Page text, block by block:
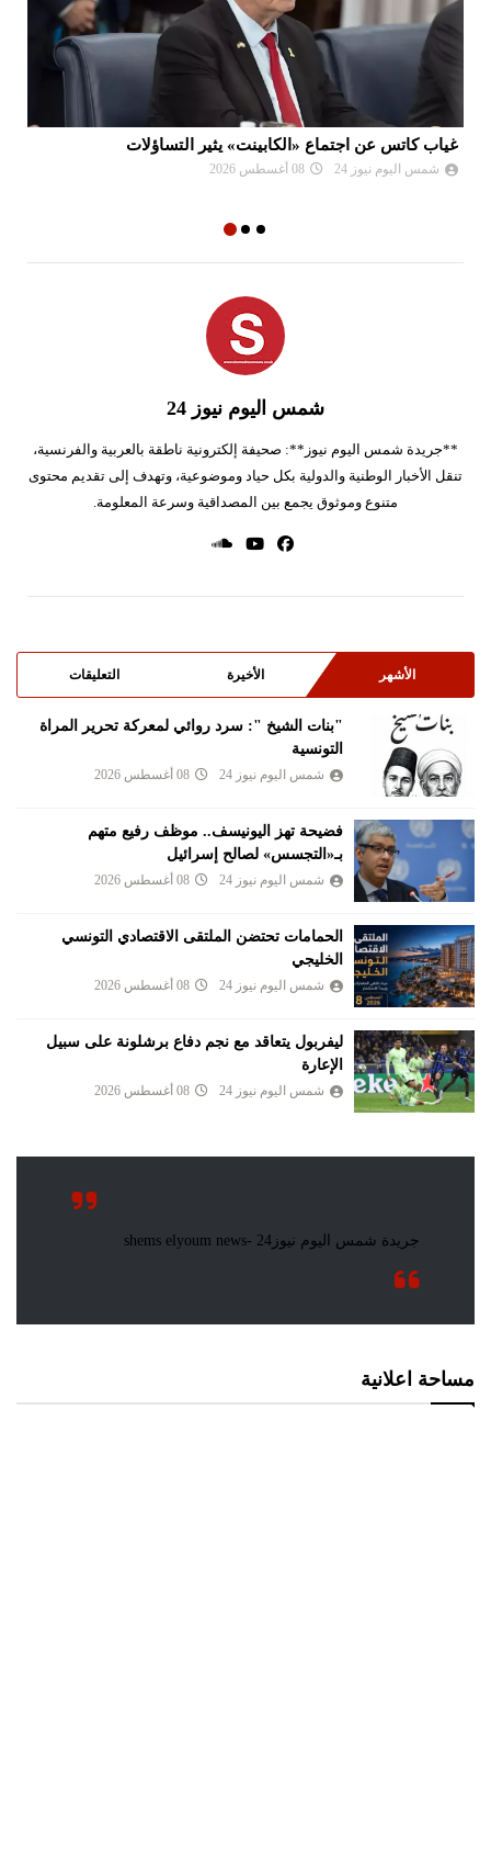
غياب كاتس عن اجتماع «الكابينت» يثير التساؤلات
شمس اليوم نيوز 24 08 أغسطس 2026
شمس اليوم نيوز 24
**جريدة شمس اليوم نيوز**: صحيفة إلكترونية ناطقة بالعربية والفرنسية،
تنقل الأخبار الوطنية والدولية بكل حياد وموضوعية، وتهدف إلى تقديم محتوى
متنوع وموثوق يجمع بين المصداقية وسرعة المعلومة.
الأشهر الأخيرة التعليقات
"بنات الشيخ ": سرد روائي لمعركة تحرير المراة
التونسية
شمس اليوم نيوز 24 08 أغسطس 2026
فضيحة تهز اليونيسف.. موظف رفيع متهم
بـ«التجسس» لصالح إسرائيل
شمس اليوم نيوز 24 08 أغسطس 2026
الحمامات تحتضن الملتقى الاقتصادي التونسي
الخليجي
شمس اليوم نيوز 24 08 أغسطس 2026
ليفربول يتعاقد مع نجم دفاع برشلونة على سبيل
الإعارة
شمس اليوم نيوز 24 08 أغسطس 2026
مساحة اعلانية